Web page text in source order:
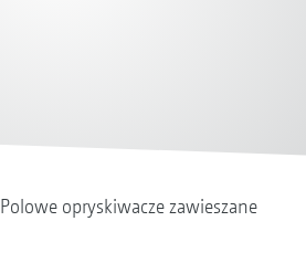
Polowe opryskiwacze zawieszane